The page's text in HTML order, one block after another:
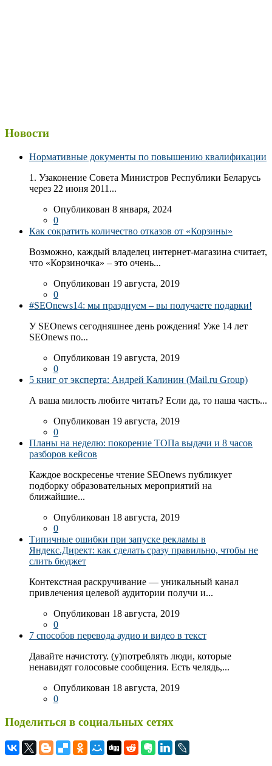
Новости
Нормативные документы по повышению квалификации
1. Узаконение Совета Министров Республики Беларусь
через 22 июня 2011...
Опубликован 8 января, 2024
0
Как сократить количество отказов от «Корзины»
Возможно, каждый владелец интернет-магазина считает,
что «Корзиночка» – это очень...
Опубликован 19 августа, 2019
0
#SEOnews14: мы празднуем – вы получаете подарки!
У SEOnews сегодняшнее день рождения! Уже 14 лет
SEOnews по...
Опубликован 19 августа, 2019
0
5 книг от эксперта: Андрей Калинин (Mail.ru Group)
А ваша милость любите читать? Если да, то наша часть...
Опубликован 19 августа, 2019
0
Планы на неделю: покорение ТОПа выдачи и 8 часов
разборов кейсов
Каждое воскресенье чтение SEOnews публикует
подборку образовательных мероприятий на
ближайшие...
Опубликован 18 августа, 2019
0
Типичные ошибки при запуске рекламы в
Яндекс.Директ: как сделать сразу правильно, чтобы не
слить бюджет
Контекстная раскручивание — уникальный канал
привлечения целевой аудитории получи и...
Опубликован 18 августа, 2019
0
7 способов перевода аудио и видео в текст
Давайте начистоту. (у)потреблять люди, которые
ненавидят голосовые сообщения. Есть челядь,...
Опубликован 18 августа, 2019
0
Поделиться в социальных сетях